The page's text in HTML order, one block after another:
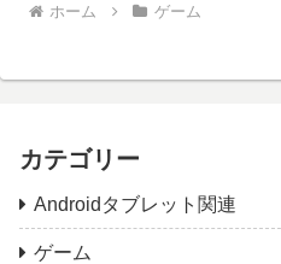
ホーム ゲーム
カテゴリー
Androidタブレット関連
ゲーム